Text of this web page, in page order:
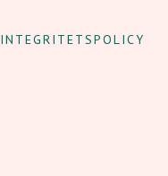
INTEGRITETSPOLICY